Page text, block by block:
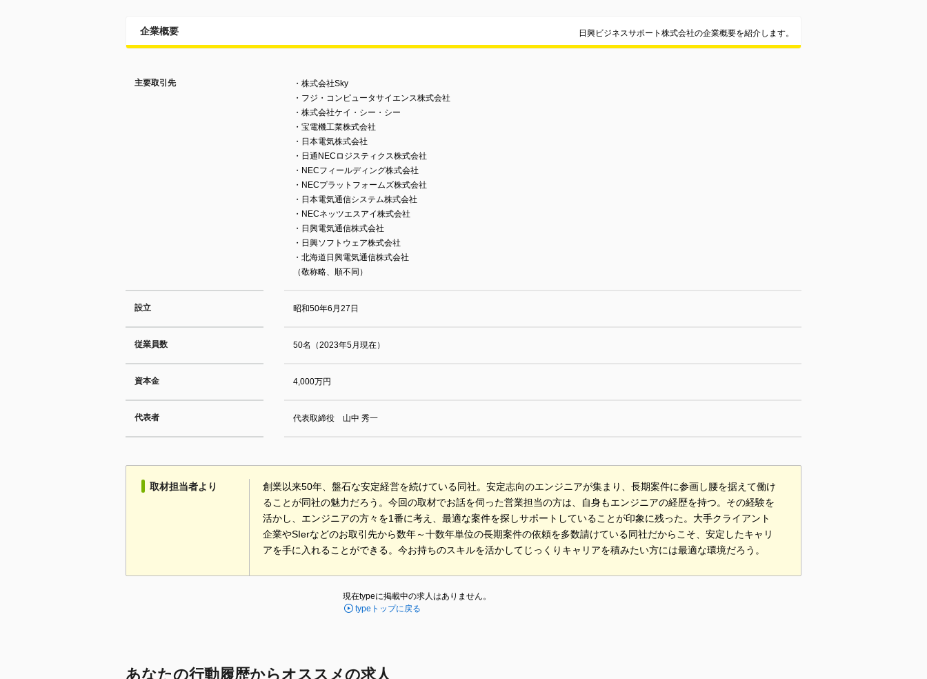
企業概要 日興ビジネスサポート株式会社の企業概要を紹介します。
主要取引先
・株式会社Sky
・フジ・コンピュータサイエンス株式会社
・株式会社ケイ・シー・シー
・宝電機工業株式会社
・日本電気株式会社
・日通NECロジスティクス株式会社
・NECフィールディング株式会社
・NECプラットフォームズ株式会社
・日本電気通信システム株式会社
・NECネッツエスアイ株式会社
・日興電気通信株式会社
・日興ソフトウェア株式会社
・北海道日興電気通信株式会社
（敬称略、順不同）
設立 昭和50年6月27日
従業員数 50名（2023年5月現在）
資本金 4,000万円
代表者 代表取締役 山中 秀一
取材担当者より
創業以来50年、盤石な安定経営を続けている同社。安定志向のエンジニアが集まり、長期案件に参画し腰を据えて働け
ることが同社の魅力だろう。今回の取材でお話を伺った営業担当の方は、自身もエンジニアの経歴を持つ。その経験を
活かし、エンジニアの方々を1番に考え、最適な案件を探しサポートしていることが印象に残った。大手クライアント
企業やSIerなどのお取引先から数年～十数年単位の長期案件の依頼を多数請けている同社だからこそ、安定したキャリ
アを手に入れることができる。今お持ちのスキルを活かしてじっくりキャリアを積みたい方には最適な環境だろう。
現在typeに掲載中の求人はありません。
typeトップに戻る
あなたの行動履歴からオススメの求人